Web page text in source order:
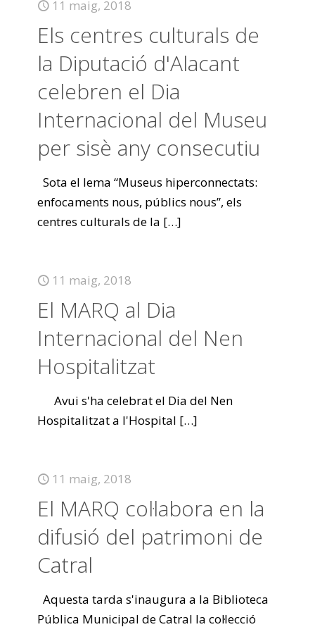
11 maig, 2018
Els centres culturals de
la Diputació d'Alacant
celebren el Dia
Internacional del Museu
per sisè any consecutiu
Sota el lema “Museus hiperconnectats:
enfocaments nous, públics nous”, els
centres culturals de la […]
11 maig, 2018
El MARQ al Dia
Internacional del Nen
Hospitalitzat
Avui s'ha celebrat el Dia del Nen
Hospitalitzat a l'Hospital […]
11 maig, 2018
El MARQ col·labora en la
difusió del patrimoni de
Catral
Aquesta tarda s'inaugura a la Biblioteca
Pública Municipal de Catral la col·lecció